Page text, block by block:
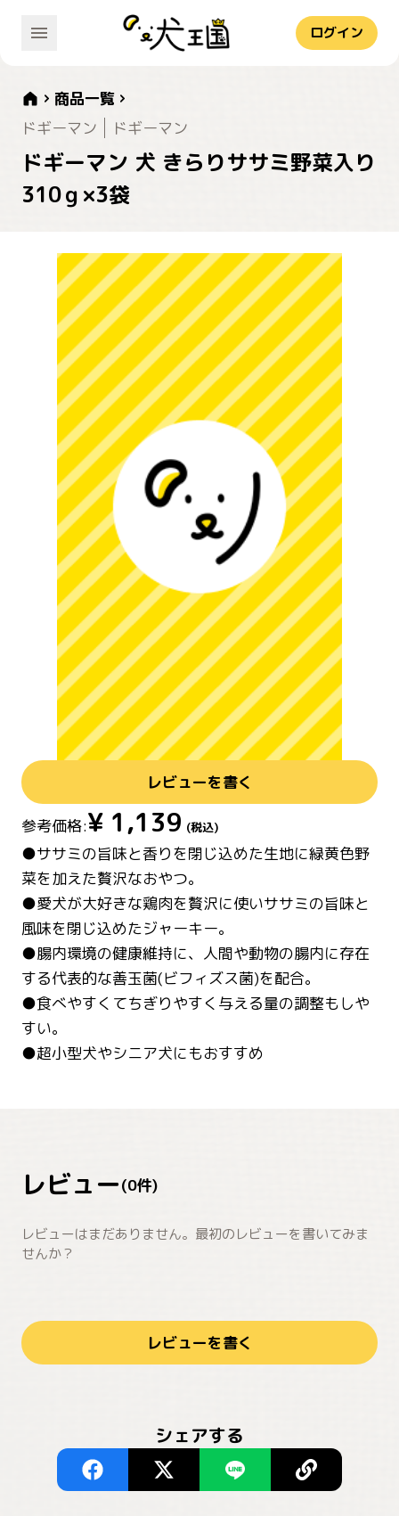
ログイン
商品一覧
ドギーマン
ドギーマン
ドギーマン 犬 きらりササミ野菜入り
310ｇ×3袋
レビューを書く
参考価格:¥ 1,139 (税込)
●ササミの旨味と香りを閉じ込めた生地に緑黄色野
菜を加えた贅沢なおやつ。
●愛犬が大好きな鶏肉を贅沢に使いササミの旨味と
風味を閉じ込めたジャーキー｡
●腸内環境の健康維持に、人間や動物の腸内に存在
する代表的な善玉菌(ビフィズス菌)を配合。
●食べやすくてちぎりやすく与える量の調整もしや
すい。
●超小型犬やシニア犬にもおすすめ
レビュー(0件)
レビューはまだありません。最初のレビューを書いてみま
せんか？
レビューを書く
シェアする